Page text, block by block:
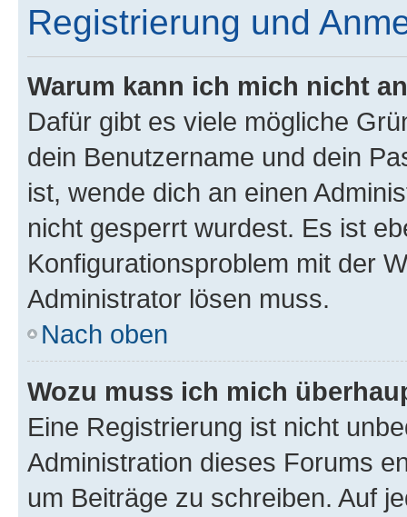
Registrierung und
Warum kann ich mich nicht
Dafür gibt es viele mögliche
dein Benutzername und dein
ist, wende dich an einen
nicht gesperrt wurdest. Es ist
Konfigurationsproblem mit der
Administrator lösen muss.
Nach oben
Wozu muss ich mich
Eine Registrierung ist nicht
Administration dieses Forums
um Beiträge zu schreiben. Auf